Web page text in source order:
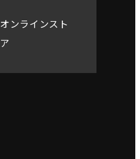
オンラインスト
ア